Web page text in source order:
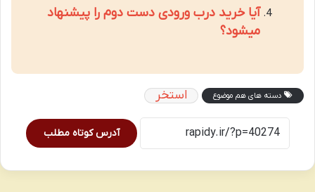
آیا خرید درب ورودی دست دوم را پیشنهاد
میشود؟
دسته های هم موضوع استخر
آدرس کوتاه مطلب